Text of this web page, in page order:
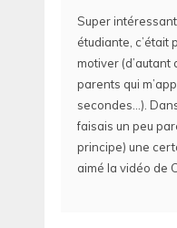
Super
étudiante, c’était
motiver (d’autant
parents qui
secondes…).
faisais un peu
principe) une
aimé la vidéo de